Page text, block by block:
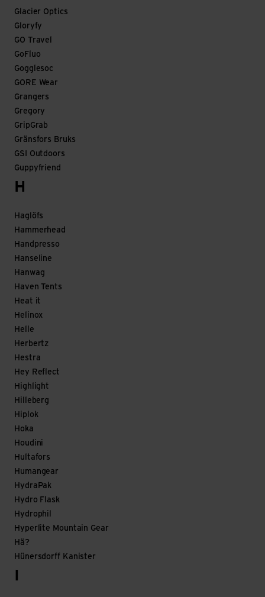
Glacier Optics
Gloryfy
GO Travel
GoFluo
Gogglesoc
GORE Wear
Grangers
Gregory
GripGrab
Gränsfors Bruks
GSI Outdoors
Guppyfriend
H
Haglöfs
Hammerhead
Handpresso
Hanseline
Hanwag
Haven Tents
Heat it
Helinox
Helle
Herbertz
Hestra
Hey Reflect
Highlight
Hilleberg
Hiplok
Hoka
Houdini
Hultafors
Humangear
HydraPak
Hydro Flask
Hydrophil
Hyperlite Mountain Gear
Hä?
Hünersdorff Kanister